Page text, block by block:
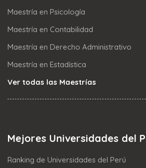
Maestría en Psicología
Maestría en Contabilidad
Maestría en Derecho Administrativo
Maestría en Estadística
Ver todas las Maestrías
Mejores Universidades del
Ranking de Universidades del Perú